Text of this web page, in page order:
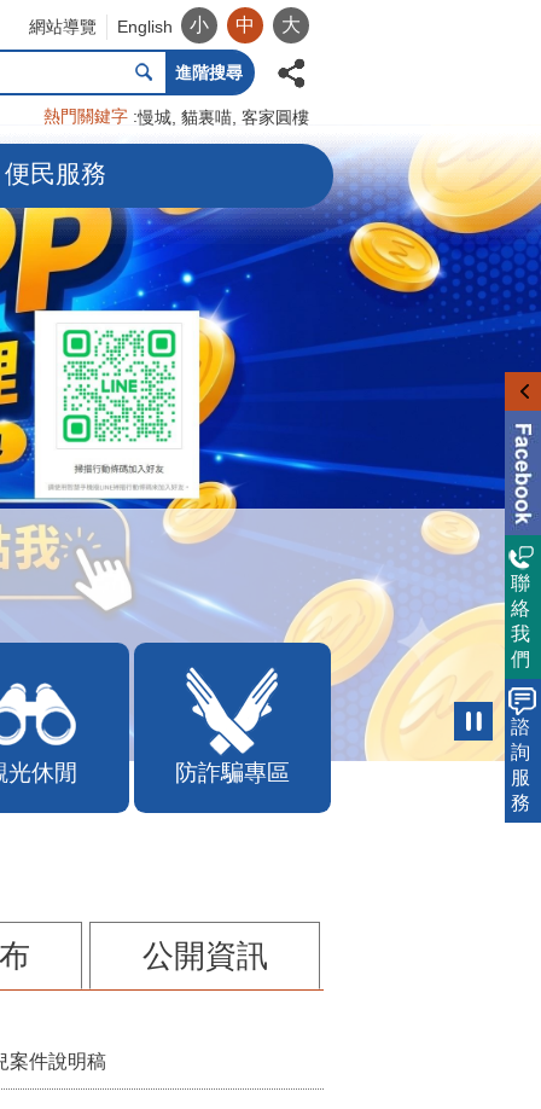
網站導覽 English 小 中 大
進階搜尋
熱門關鍵字 慢城 貓裏喵 客家圓樓
便民服務
光休閒 防詐騙專區
公開資訊
案件說明稿
聯
絡
我
們
諮
詢
服
務